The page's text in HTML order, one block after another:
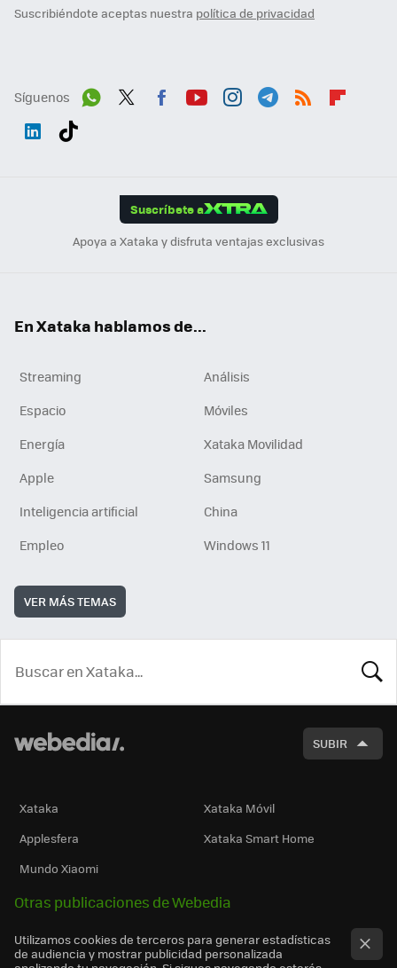
Suscribiéndote aceptas nuestra política de privacidad
Síguenos
Suscríbete a
Apoya a Xataka y disfruta ventajas exclusivas
En Xataka hablamos de...
Streaming
Análisis
Espacio
Móviles
Energía
Xataka Movilidad
Apple
Samsung
Inteligencia artificial
China
Empleo
Windows 11
VER MÁS TEMAS
SUBIR
Xataka
Xataka Móvil
Applesfera
Xataka Smart Home
Mundo Xiaomi
Otras publicaciones de Webedia
Utilizamos cookies de terceros para generar estadísticas
de audiencia y mostrar publicidad personalizada